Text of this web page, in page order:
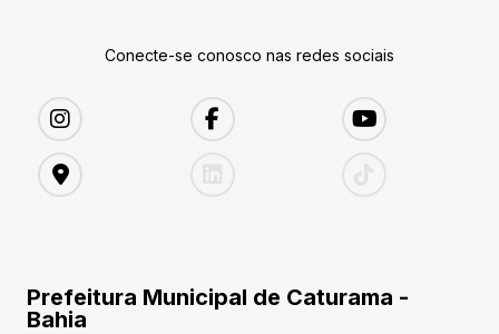
Conecte-se conosco nas redes sociais
Prefeitura Municipal de Caturama -
Bahia